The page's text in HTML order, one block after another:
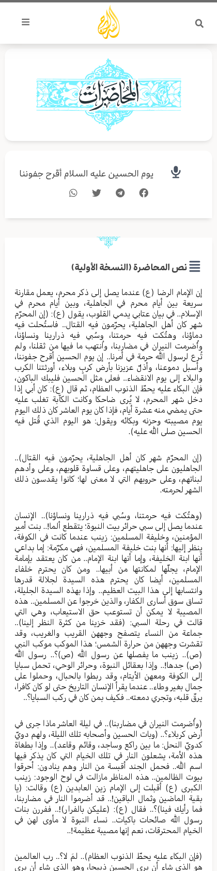
تخطي
المحتوى
يوم الحسين عليه السلام أقرح جفوننا
نص المحاضرة (النسخة الأولية)
إن الإمام الرضا (ع) عندما يصل إلى ذكر محرم، يعمل مقارنة
سريعة بين أيام محرم في الجاهلية، وبين أيام محرم في
الإسلام.. في بيان عتابي يدمي القلوب، يقول (ع): (إن المحرّم
شهر كان أهل الجاهلية، يحرّمون فيه القتال.. فاستُحلت فيه
دماؤنا، وهتُكت فيه حرمتنا، وسُبي فيه ذرارينا ونساؤنا،
وأُضرمت النيران في مضاربنا، واُنتهب ما فيها من ثقلنا، ولم
تُرع لرسول الله حرمة في أمرنا.. إن يوم الحسين أقرح جفوننا،
وأسبل دموعنا، وأذلّ عزيزنا بأرض كربٍ وبلاء، أورثتنا الكرب
والبلاء إلى يوم الانقضاء.. فعلى مثل الحسين فليبك الباكون،
فإن البكاء عليه يحطّ الذنوب العظام، ثم قال (ع): كان أبي إذا
دخل شهر المحرم، لا يُرى ضاحكا وكانت الكآبة تغلب عليه
حتى يمضي منه عشرة أيام، فإذا كان يوم العاشر كان ذلك اليوم
يوم مصيبته وحزنه وبكائه ويقول: هو اليوم الذي قُتل فيه
الحسين صلى الله عليه).
(إن المحرّم شهر كان أهل الجاهلية، يحرّمون فيه القتال)..
الجاهليون على جاهليتهم، وعلى قساوة قلوبهم، وعلى وأدهم
لبناتهم، وعلى حروبهم التي لا معنى لها؛ كانوا يقدسون ذلك
الشهر لحرمته.
(وهتُكت فيه حرمتنا، وسُبي فيه ذرارينا ونساؤنا).. الإنسان
عندما يصل إلى سبي حرائر بيت النبوة؛ يتقطع ألما!.. بنت أمير
المؤمنين، وخليفة المسلمين: زينب عندما كانت في الكوفة،
ينظر إليها: أنها بنت خليفة المسلمين، فهي مكرّمة: إما بداعي
أنها ابنة الخليفة، وإما أنها ابنة الإمام.. من كان يعتقد بإمامة
الإمام، يجلّها لمكانتها من أبيها.. ومن كان يحترم خلفاء
المسلمين، أيضا كان يحترم هذه السيدة لجلالة قدرها
وانتسابها إلى هذا البيت العظيم.. وإذا بهذه السيدة الجليلة،
تساق سوق أسارى الكفار، والذين خرجوا عن المسلمين.. هذه
المصيبة لا يمكن أن تستوعب حق الاستيعاب، وهي التي
قالت في رحلة السبي: (فقد خزينا من كثرة النظر إلينا)..
جماعة من النساء يتصفح وجههن القريب والغريب، وقد
تقشرت وجههن من حرارة الشمس؛ هذا الموكب موكب النبي
(ص).. زينب ما يفصلها عن رسول الله (ص)؟.. رسول الله
(ص) جدها!.. وإذا بعقائل النبوة، وحرائر الوحي، تحمل سبايا
إلى الكوفة ومعهن الأيتام، وقد ربطوا بالحبال، وحملوا على
جمال بغير وطاء.. عندما يقرأ الإنسان التاريخ حتى لو كان كافرا،
يرقّ قلبه، وتجري دمعته.. فكيف بمن كان في ركب السبايا؟..
(وأُضرمت النيران في مضاربنا).. في ليلة العاشر ماذا جرى في
أرض كربلاء؟.. (وبات الحسين وأصحابه تلك الليلة، ولهم دويّ
كدويّ النحل: ما بين راكع وساجد، وقائم وقاعد).. وإذا بطغاة
هذه الأمة، يشعلون النار في تلك الخيام التي كان يذكر فيها
اسم الله.. فحمل الجند أقبسة من النار وهم ينادون: أحرقوا
بيوت الظالمين.. هذه المناظر مازالت في لوح الوجود: زينب
الكبرى (ع) أقبلت إلى الإمام زين العابدين (ع) وقالت: (يا
بقية الماضين وثمال الباقين!.. قد أضرموا النار في مضاربنا،
فما رأيك فينا)؟.. فقال (ع): (عليكن بالفرار)!.. ففررن بنات
رسول الله صائحات باكيات.. نساء النبوة لا مأوى لهن في
الخيام المحترقات، نعم إنها مصيبة عظيمة!..
(فإن البكاء عليه يحطّ الذنوب العظام).. لمَ لا؟.. رب العالمين
هو الذي شاء أن يرى الحسين ذبيحا، وهو الذي شاء أن يرى